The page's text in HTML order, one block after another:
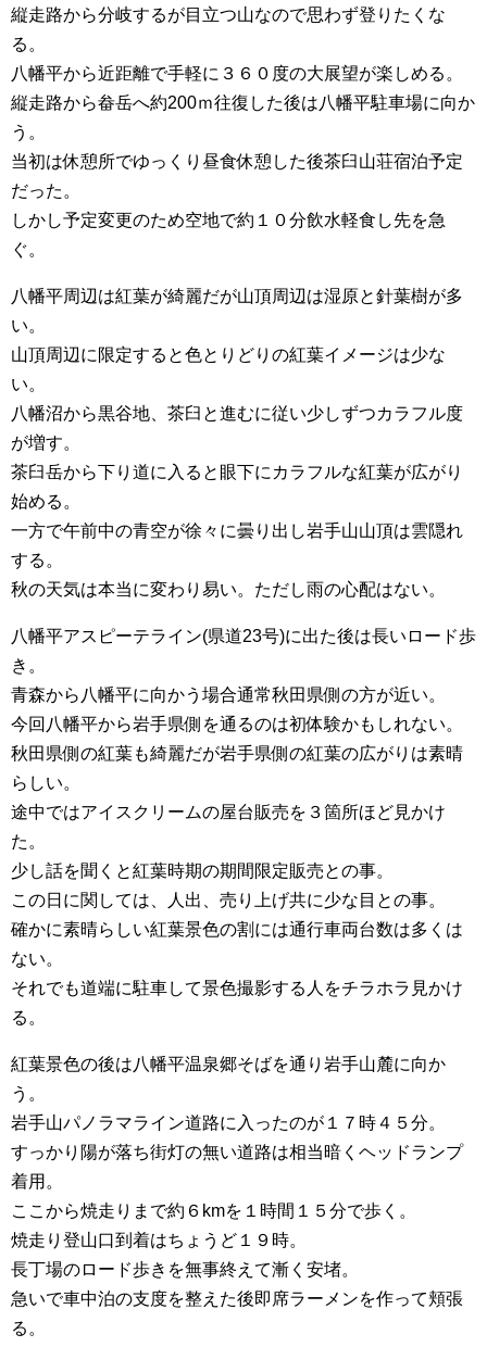
縦走路から分岐するが目立つ山なので思わず登りたくな
る。
八幡平から近距離で手軽に３６０度の大展望が楽しめる。
縦走路から畚岳へ約200ｍ往復した後は八幡平駐車場に向か
う。
当初は休憩所でゆっくり昼食休憩した後茶臼山荘宿泊予定
だった。
しかし予定変更のため空地で約１０分飲水軽食し先を急
ぐ。
八幡平周辺は紅葉が綺麗だが山頂周辺は湿原と針葉樹が多
い。
山頂周辺に限定すると色とりどりの紅葉イメージは少な
い。
八幡沼から黒谷地、茶臼と進むに従い少しずつカラフル度
が増す。
茶臼岳から下り道に入ると眼下にカラフルな紅葉が広がり
始める。
一方で午前中の青空が徐々に曇り出し岩手山山頂は雲隠れ
する。
秋の天気は本当に変わり易い。ただし雨の心配はない。
八幡平アスピーテライン(県道23号)に出た後は長いロード歩
き。
青森から八幡平に向かう場合通常秋田県側の方が近い。
今回八幡平から岩手県側を通るのは初体験かもしれない。
秋田県側の紅葉も綺麗だが岩手県側の紅葉の広がりは素晴
らしい。
途中ではアイスクリームの屋台販売を３箇所ほど見かけ
た。
少し話を聞くと紅葉時期の期間限定販売との事。
この日に関しては、人出、売り上げ共に少な目との事。
確かに素晴らしい紅葉景色の割には通行車両台数は多くは
ない。
それでも道端に駐車して景色撮影する人をチラホラ見かけ
る。
紅葉景色の後は八幡平温泉郷そばを通り岩手山麓に向か
う。
岩手山パノラマライン道路に入ったのが１７時４５分。
すっかり陽が落ち街灯の無い道路は相当暗くヘッドランプ
着用。
ここから焼走りまで約６kmを１時間１５分で歩く。
焼走り登山口到着はちょうど１９時。
長丁場のロード歩きを無事終えて漸く安堵。
急いで車中泊の支度を整えた後即席ラーメンを作って頬張
る。